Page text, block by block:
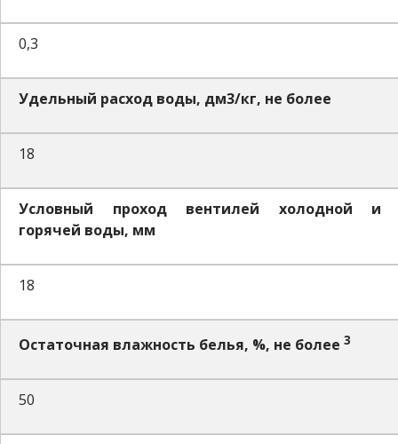
0,3
Удельный расход воды, дм3/кг, не более
18
Условный проход вентилей холодной и
горячей воды, мм
18
Остаточная влажность белья, %, не более 3
50